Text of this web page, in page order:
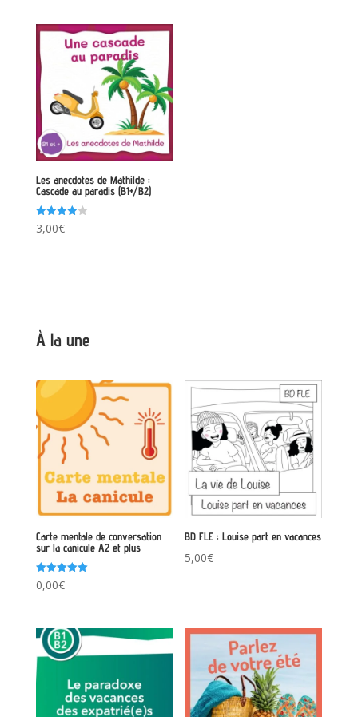
Les anecdotes de Mathilde :
Cascade au paradis (B1+/B2)
Note
4.00
3,00€
À la une
Carte mentale de conversation
sur la canicule A2 et plus
Note
5.00
0,00€
BD FLE : Louise part en vacances
5,00€